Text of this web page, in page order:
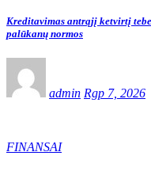
Kreditavimas antrąjį ketvirtį
palūkanų normos
admin Rgp 7, 2026
FINANSAI